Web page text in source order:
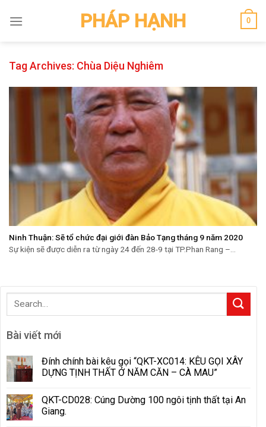
PHÁP HẠNH 0
Tag Archives: Chùa Diệu Nghiêm
Ninh Thuận: Sẽ tổ chức đại giới đàn Bảo Tạng tháng 9 năm 2020
Sự kiện sẽ được diễn ra từ ngày 24 đến 28-9 tại TP.Phan Rang –...
Bài viết mới
Đính chính bài kêu gọi “QKT-XC014: KÊU GỌI XÂY
DỰNG TỊNH THẤT Ở NĂM CĂN – CÀ MAU”
QKT-CD028: Cúng Dường 100 ngôi tịnh thất tại An
Giang.